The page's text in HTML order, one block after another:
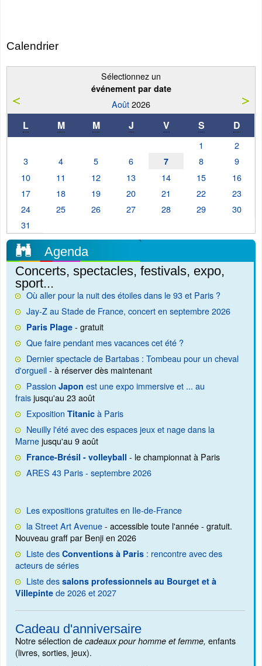
Calendrier
Sélectionnez un
événement par date
Août2026
L M M J V S D
1
2
3
4 5 6 7 8
9
10
11 12 13 14 15
16
17
18 19 20 21 22
23
24
25 26 27 28 29
30
31
Agenda
Concerts, spectacles, festivals, expo,
sport...
Où aller pour la nuit des étoiles dans le 93 et Paris ?
Jay-Z au Stade de France, concert en septembre 2026
Paris Plage - gratuit
Que faire pendant mes vacances cet été ?
Dernier spectacle de Bartabas : Tombeau pour un cheval
d'orgueil- à réserver dès maintenant
Passion Japon est une expo immersive et ... au
fraisjusqu'au 23 août
Exposition Titanic à Paris
Neuilly l'été avec des espaces jeux et nage dans la
Marnejusqu'au 9 août
France-Brésil - volleyball - le championnat à Paris
ARES 43 Paris - septembre 2026
Les expositions gratuites en Ile-de-France
la Street Art Avenue- accessible toute l'année - gratuit.
Nouveau graff par Benji en 2026
Liste des Conventions à Paris : rencontre avec des
acteurs de séries
Liste des salons professionnels au Bourget et à
Villepinte de 2026 et 2027
Cadeau d'anniversaire
Notre sélection de cadeaux pour homme et femme, enfants
(livres, sorties, jeux).